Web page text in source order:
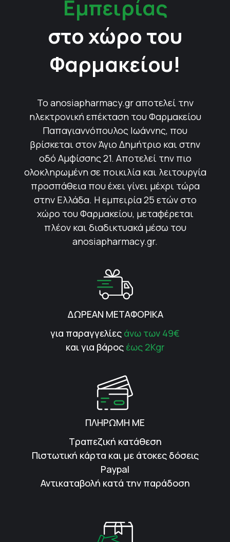
Εμπειρίας
στο χώρο του
Φαρμακείου!
Το anosiapharmacy.gr αποτελεί την
ηλεκτρονική επέκταση του Φαρμακείου
Παπαγιαννόπουλος Ιωάννης, που
βρίσκεται στον Άγιο Δημήτριο και στην
οδό Αμφίσσης 21. Αποτελεί την πιο
ολοκληρωμένη σε ποικιλία και λειτουργία
προσπάθεια που έχει γίνει μέχρι τώρα
στην Ελλάδα. Η εμπειρία 25 ετών στο
χώρο του Φαρμακείου, μεταφέρεται
πλέον και διαδικτυακά μέσω του
anosiapharmacy.gr.
ΔΩΡΕΑΝ ΜΕΤΑΦΟΡΙΚΑ
για παραγγελίες άνω των 49€
και για βάρος έως 2Kgr
ΠΛΗΡΩΜΗ ΜΕ
Τραπεζική κατάθεση
Πιστωτική κάρτα και με άτοκες δόσεις
Paypal
Αντικαταβολή κατά την παράδοση